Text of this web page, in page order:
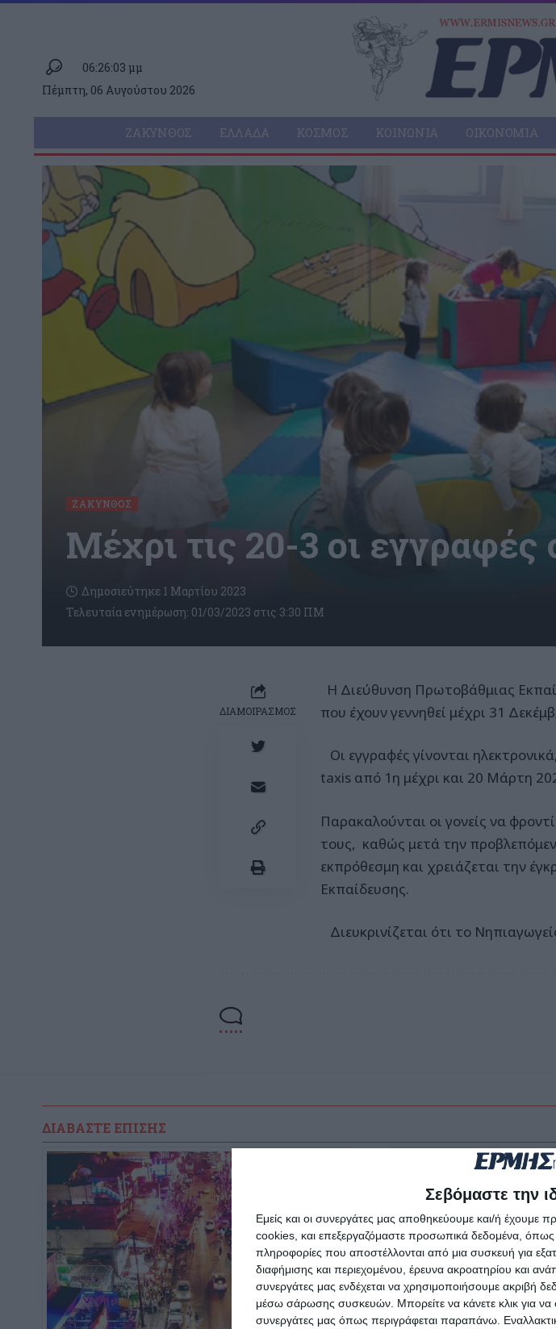
Σεβόμαστε την
Εμείς και οι συνεργάτες μας αποθηκεύουμε και/ή
cookies, και επεξεργαζόμαστε προσωπικά δεδομένα, όπως
πληροφορίες που αποστέλλονται από μια συσκευή για
διαφήμισης και περιεχομένου, έρευνα ακροατηρίου και
συνεργάτες μας ενδέχεται να χρησιμοποιήσουμε ακριβή
μέσω σάρωσης συσκευών. Μπορείτε να κάνετε κλικ για να
συνεργάτες μας όπως περιγράφεται παραπάνω.
06:26:03 μμ
Πέμπτη, 06 Αυγούστου 2026
ΖΆΚΥΝΘΟΣ ΕΛΛΆΔΑ ΚΌΣΜΟΣ ΚΟΙΝΩΝΊΑ ΟΙΚΟΝΟΜΊΑ
ΖΆΚΥΝΘΟΣ
Μέχρι τις 20-3 οι
Τελευταία ενημέρωση: 01/03/2023 στις 3:30 ΠΜ
Δημοσιεύτηκε 1 Μαρτίου 2023
ΔΙΑΜΟΙΡΑΣΜΟΣ
Η Διεύθυνση Πρωτοβάθμιας
που έχουν γεννηθεί μέχρι 31
Οι εγγραφές γίνονται
taxis από 1η μέχρι και 20 Μάρτη
Παρακαλούνται οι γονείς να
τους, καθώς μετά την
εκπρόθεσμη και χρειάζεται την
Εκπαίδευσης.
Διευκρινίζεται ότι το
ΔΙΑΒΆΣΤΕ ΕΠΊΣΗΣ